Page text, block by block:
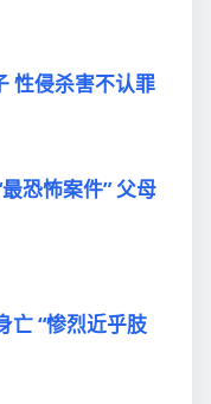
性侵杀害不认罪
恐怖案件” 父母
亡 “惨烈近乎肢